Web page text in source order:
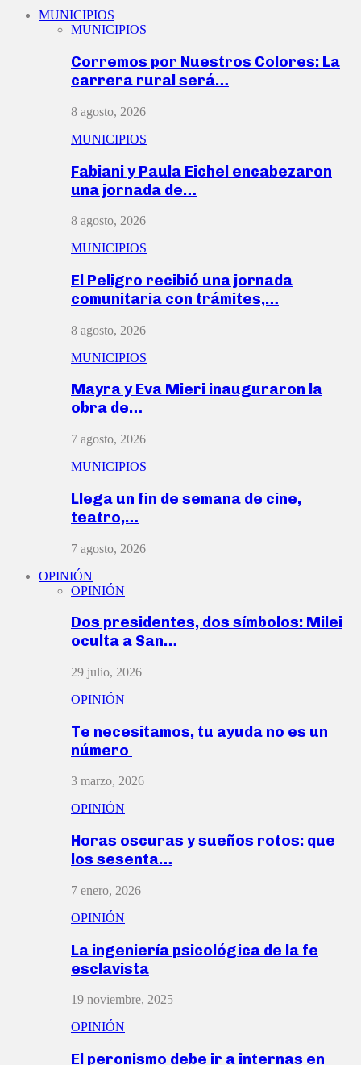
MUNICIPIOS
MUNICIPIOS
Corremos por Nuestros Colores: La
carrera rural será…
8 agosto, 2026
MUNICIPIOS
Fabiani y Paula Eichel encabezaron
una jornada de…
8 agosto, 2026
MUNICIPIOS
El Peligro recibió una jornada
comunitaria con trámites,…
8 agosto, 2026
MUNICIPIOS
Mayra y Eva Mieri inauguraron la
obra de…
7 agosto, 2026
MUNICIPIOS
Llega un fin de semana de cine,
teatro,…
7 agosto, 2026
OPINIÓN
OPINIÓN
Dos presidentes, dos símbolos: Milei
oculta a San…
29 julio, 2026
OPINIÓN
Te necesitamos, tu ayuda no es un
número
3 marzo, 2026
OPINIÓN
Horas oscuras y sueños rotos: que
los sesenta…
7 enero, 2026
OPINIÓN
La ingeniería psicológica de la fe
esclavista
19 noviembre, 2025
OPINIÓN
El peronismo debe ir a internas en